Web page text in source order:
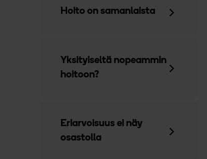
Hoito on samanlaista
Yksityiseltä nopeammin
hoitoon?
Eriarvoisuus ei näy
osastolla